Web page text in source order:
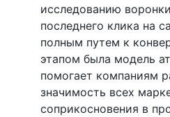
исследованию
последнего клика на
полным путем к
этапом была модель
помогает компаниям
значимость всех
соприкосновения в